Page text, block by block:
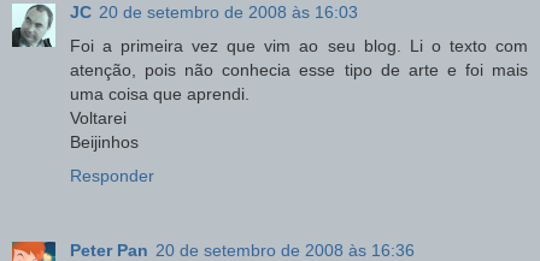
JC 20 de setembro de 2008 às 16:03
Foi a primeira vez que vim ao seu blog. Li o texto com
atenção, pois não conhecia esse tipo de arte e foi mais
uma coisa que aprendi.
Voltarei
Beijinhos
Responder
Peter Pan 20 de setembro de 2008 às 16:36